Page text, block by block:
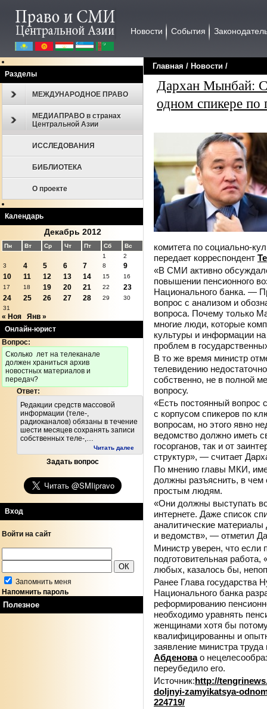
Новости События
Разделы
МЕЖДУНАРОДНОЕ ПРАВО
МЕДИАПРАВО в странах
Центральной Азии
ИССЛЕДОВАНИЯ
БИБЛИОТЕКА
О проекте
Календарь
Декабрь 2012
Пн Вт Ср Чт Пт Сб
Вс
1
2
3
4 5 6 7 8
9
10
11 12 13 14 15
16
17
18 19 20 21 22
23
24
25 26 27 28 29
30
31
« Ноя
Янв »
Онлайн-юрист
Вопрос:
Cколько лет на телеканале
должен храниться архив
новостных материалов и
передач?
Ответ:
Редакции средств массовой
информации (теле-,
радиоканалов) обязаны в течение
шести месяцев сохранять записи
собственных теле-,…
Читать далее
Задать вопрос
Вход
Войти на сайт
Запомнить меня
Напомнить пароль
Полезное
Главная / Новости /
Дархан Мынбай:
одном спикере
комитета по социально-
передает корреспондент
«В СМИ активно
повышении пенсионного
Национального банка. —
вопрос с анализом и
вопроса. Почему только
многие люди, которые
культуры и информации
проблем в
В то же время министр
телевидению
собственно, не в полной
вопросу.
«Есть постоянный вопрос
с корпусом спикеров по
вопросам, но этого явно
ведомство должно иметь
госорганов, так и от
структур», — считает
По мнению главы МКИ,
должны разъяснить, в
простым людям.
«Они должны выступать
интернете. Даже список
аналитические
и ведомств», — отметил
Министр уверен, что
подготовительная
любых, казалось бы,
Ранее Глава государства
Национального банка
реформированию
необходимо уравнять
женщинами хотя бы
квалифицированны и
заявление министра
Абденовао
переубедило его.
Источник:http://
doljnyi-zamyikatsya-
224719/